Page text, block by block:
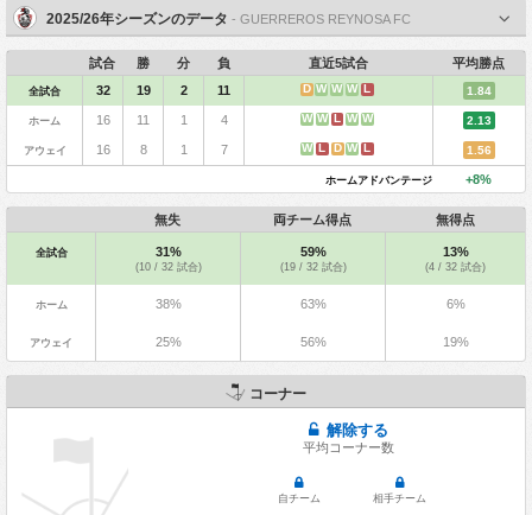
2025/26年シーズンのデータ - GUERREROS REYNOSA FC
試合 勝 分 負 直近5試合 平均勝点
全試合 32 19 2 11 D W W W L 1.84
ホーム 16 11 1 4 W W L W W 2.13
アウェイ 16 8 1 7 W L D W L 1.56
ホームアドバンテージ +8%
無失 両チーム得点 無得点
全試合 31%
(10 / 32 試合)
59%
(19 / 32 試合)
13%
(4 / 32 試合)
ホーム 38% 63% 6%
アウェイ 25% 56% 19%
コーナー
解除する
平均コーナー数
自チーム
相手チーム